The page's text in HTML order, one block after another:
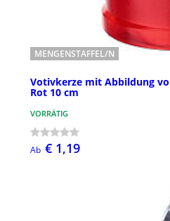
MENGENSTAFFEL/N
Votivkerze mit Abbildung
Rot 10 cm
VORRÄTIG
Ab € 1,19